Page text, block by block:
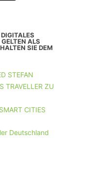
MIT 11-50 MA
ALS
SIE DEM
STEFAN
TRAVELLER ZU
CITIES